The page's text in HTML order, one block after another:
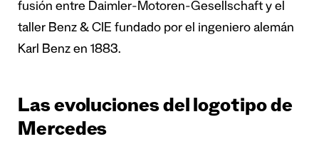
fusión entre Daimler-Motoren-Gesellschaft y el
taller Benz & CIE fundado por el ingeniero alemán
Karl Benz en 1883.
Las evoluciones del logotipo de
Mercedes